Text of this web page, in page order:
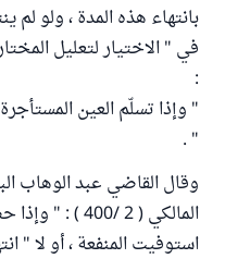
بانتهاء هذه المدة ، ولو لم
:
" وإذا تسلّم العين
" .
وقال القاضي عبد الوهاب
المالكي ( 2 /
استوفيت المنفعة ، أو لا "